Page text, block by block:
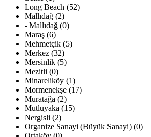
Long Beach (52)
Mallıdağ (2)
- Mallıdağ (0)
Maraş (6)
Mehmetçik (5)
Merkez (32)
Mersinlik (5)
Mezitli (0)
Minareliköy (1)
Mormenekşe (17)
Muratağa (2)
Mutluyaka (15)
Nergisli (2)
Organize Sanayi (Büyük Sanayi) (0)